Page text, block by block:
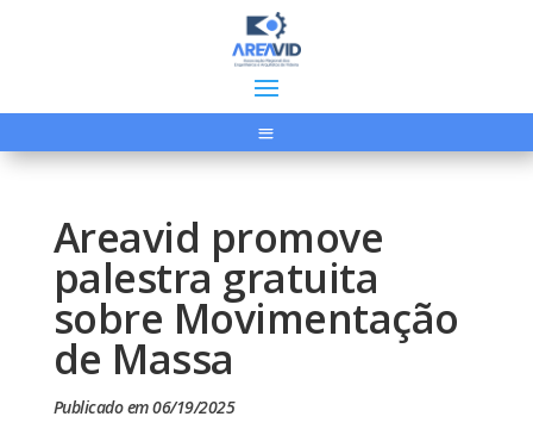
Areavid promove
palestra gratuita
sobre Movimentação
de Massa
Publicado em 06/19/2025